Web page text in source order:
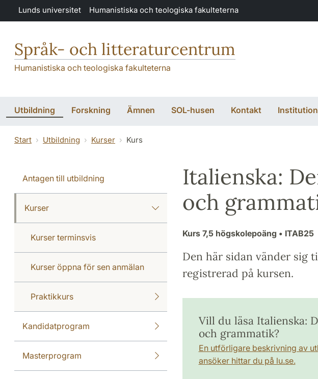
Hoppa till huvudinnehåll
Lunds universitet Humanistiska och teologiska fakulteterna
Språk- och litteraturcentrum
Humanistiska och teologiska fakulteterna
Utbildning Forskning Ämnen SOL-husen Kontakt
Start Utbildning Kurser Kurs
Antagen till utbildning
Kurser
Kurser terminsvis
Kurser öppna för sen anmälan
Praktikkurs
Kandidatprogram
Masterprogram
Italienska:
och
Kurs 7,5 högskolepoäng • ITAB25
Den här sidan vänder sig
registrerad på kursen.
Vill du läsa Italienska:
och grammatik?
En utförligare beskrivning av
ansöker hittar du på lu.se.